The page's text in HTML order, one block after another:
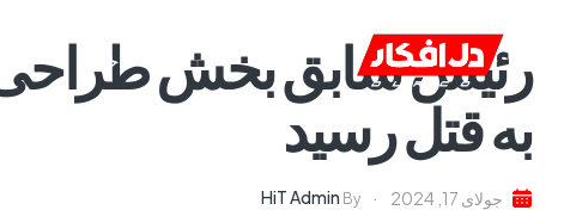
خانه
رئیس سابق بخش طراحی
به قتل رسید
جولای 17, 2024 By
HiT Admin